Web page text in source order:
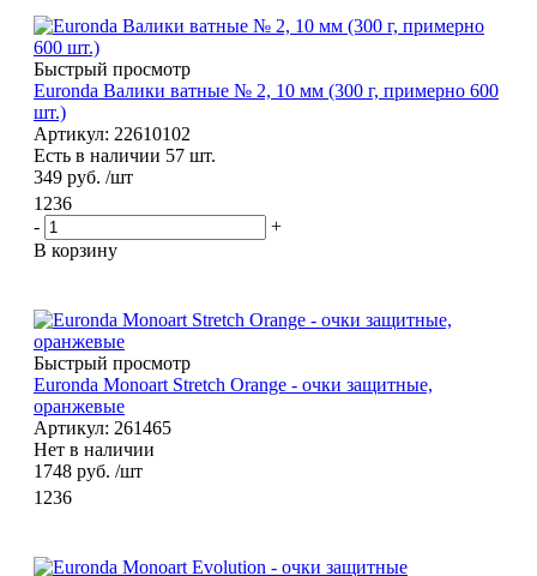
Быстрый просмотр
Euronda Валики ватные № 2, 10 мм (300 г, примерно 600
шт.)
Артикул: 22610102
Есть в наличии 57 шт.
349 руб. /шт
1236
-
+
В корзину
Быстрый просмотр
Euronda Monoart Stretch Orange - очки защитные,
оранжевые
Артикул: 261465
Нет в наличии
1748 руб. /шт
1236